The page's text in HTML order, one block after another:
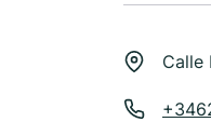
Calle